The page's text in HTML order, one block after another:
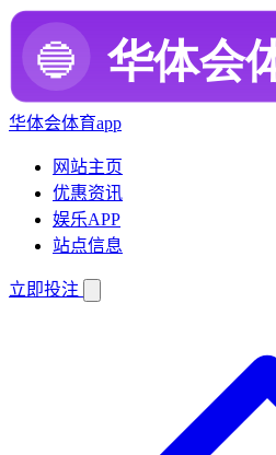
华体会体育app
网站主页
优惠资讯
娱乐APP
站点信息
立即投注